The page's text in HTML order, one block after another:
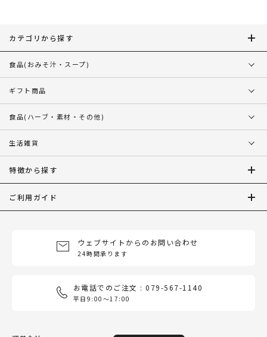
カテゴリから探す
食品(おみそ汁・スープ)
ギフト商品
食品(ハーブ・素材・その他)
生活雑貨
特徴から探す
ご利用ガイド
ウェブサイトからのお問い合わせ
24時間承ります
お電話でのご注文 : 079-567-1140
平日9:00〜17:00